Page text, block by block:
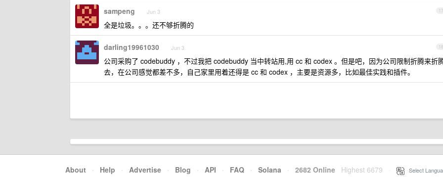
17
sampeng Jun 3
全是垃圾。。。还不够折腾的
18
darling19961030 Jun 3
公司采购了 codebuddy ，不过我把 codebuddy 当中转站用,用 cc 和 codex 。但是吧，因为公司限制折腾来折
去，在公司感觉都差不多，自己家里用着还得是 cc 和 codex ，主要是资源多，比如最佳实践和插件。
About · Help · Advertise · Blog · API · FAQ · Solana · 2682 Online Highest 6679 Select